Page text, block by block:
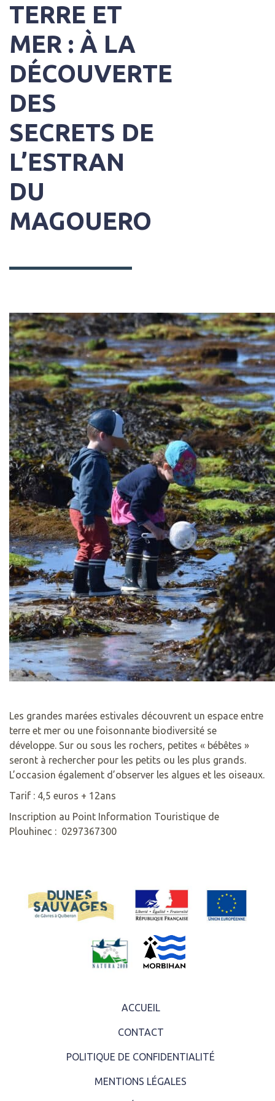
TERRE ET
MER : À LA
DÉCOUVERTE
DES
SECRETS DE
L’ESTRAN
DU
MAGOUERO
Les grandes marées estivales découvrent un espace entre
terre et mer ou une foisonnante biodiversité se
développe. Sur ou sous les rochers, petites « bébêtes »
seront à rechercher pour les petits ou les plus grands.
L’occasion également d’observer les algues et les oiseaux.
Tarif : 4,5 euros + 12ans
Inscription au Point Information Touristique de
Plouhinec : 0297367300
ACCUEIL
CONTACT
POLITIQUE DE CONFIDENTIALITÉ
MENTIONS LÉGALES